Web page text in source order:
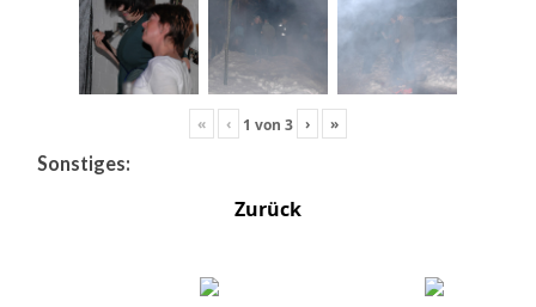
« ‹ 1 von 3 › »
Sonstiges:
Zurück